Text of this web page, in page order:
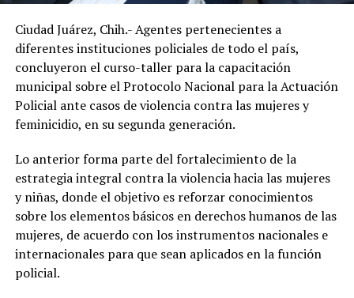
Ciudad Juárez, Chih.- Agentes pertenecientes a
diferentes instituciones policiales de todo el país,
concluyeron el curso-taller para la capacitación
municipal sobre el Protocolo Nacional para la Actuación
Policial ante casos de violencia contra las mujeres y
feminicidio, en su segunda generación.
Lo anterior forma parte del fortalecimiento de la
estrategia integral contra la violencia hacia las mujeres
y niñas, donde el objetivo es reforzar conocimientos
sobre los elementos básicos en derechos humanos de las
mujeres, de acuerdo con los instrumentos nacionales e
internacionales para que sean aplicados en la función
policial.